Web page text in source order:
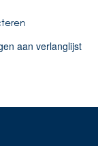
aan verlanglijst